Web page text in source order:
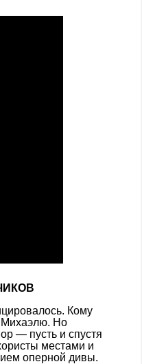
Кому
Михаэлю. Но
— пусть и спустя
местами и
оперной дивы.